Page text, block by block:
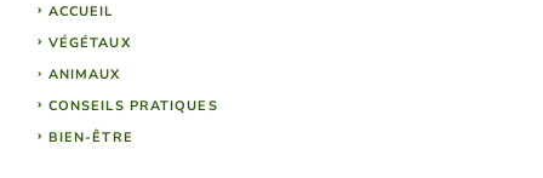
ACCUEIL
VÉGÉTAUX
ANIMAUX
CONSEILS PRATIQUES
BIEN-ÊTRE